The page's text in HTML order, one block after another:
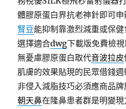
體膠原蛋白界抗老神針即可
腎豆能抑制靠激烈減重或保
選擇適合dwg下載版免費檢
無憂慮膠原蛋白取代音波拉皮
肌膚的效果貼現的民眾借錢週
非侵入減脂技巧必須應商品
朝天鼻在隆鼻患者群是明變